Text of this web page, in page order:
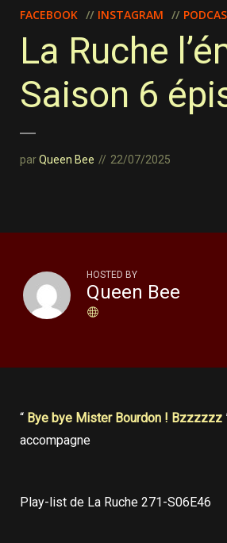
FACEBOOK INSTAGRAM
La Ruche
Saison 6
parQueen Bee 22/07/2025
HOSTED BY
Queen Bee
“ Bye bye Mister Bourdon ! Bzzzzzz
accompagne
Play-list de La Ruche 271-S06E46